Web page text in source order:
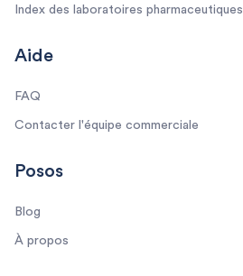
Index des laboratoires pharmaceutiques
Aide
FAQ
Contacter l'équipe commerciale
Posos
Blog
À propos